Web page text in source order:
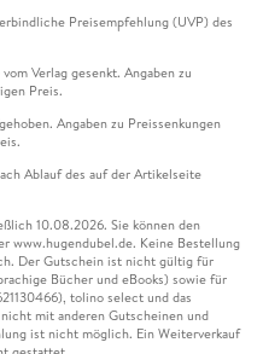
Preisempfehlung (UVP) des
Verlag gesenkt. Angaben zu
Preis.
Angaben zu Preissenkungen
Ablauf des auf der Artikelseite
10.08.2026. Sie können den
www.hugendubel.de. Keine Bestellung
Der Gutschein ist nicht gültig für
Bücher und eBooks) sowie für
tolino select und das
mit anderen Gutscheinen und
ist nicht möglich. Ein Weiterverkauf